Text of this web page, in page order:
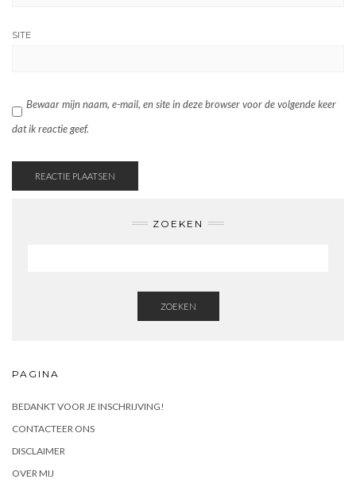
SITE
Bewaar mijn naam, e-mail, en site in deze browser voor de volgende keer
dat ik reactie geef.
ZOEKEN
ZOEKEN
PAGINA
BEDANKT VOOR JE INSCHRIJVING!
CONTACTEER ONS
DISCLAIMER
OVER MIJ